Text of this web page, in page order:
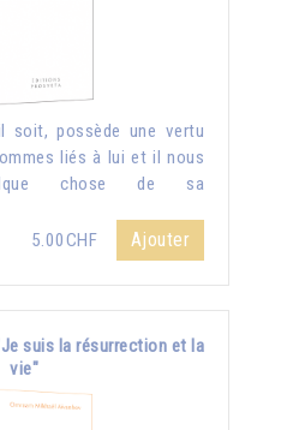
soit, possède une vertu
liés à lui et il nous
chose de sa
5.00CHF
Ajouter
suis la résurrection et la
vie"